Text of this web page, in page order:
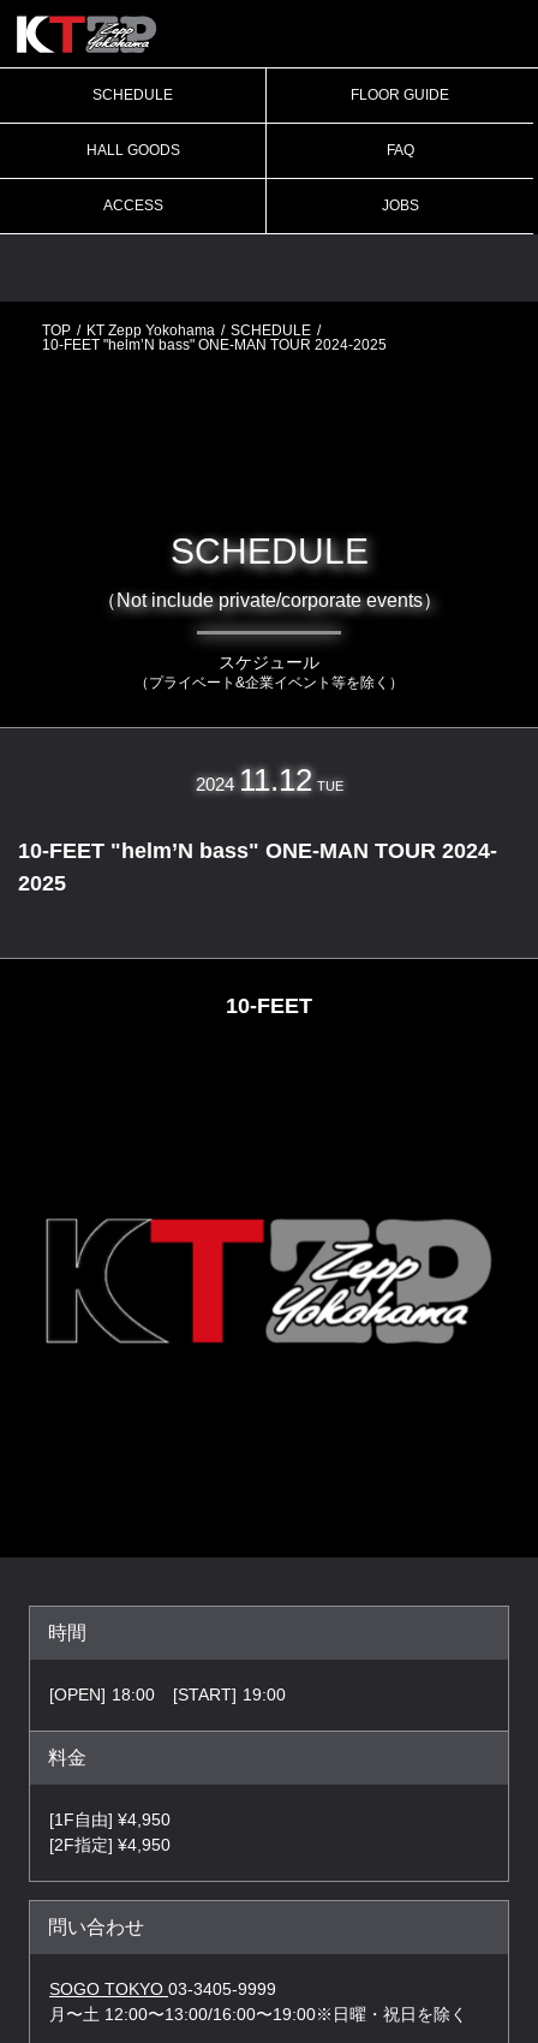
SCHEDULE FLOOR GUIDE
HALL GOODS FAQ
ACCESS JOBS
TOP KT Zepp Yokohama
SCHEDULE
10-FEET "helm’N bass" ONE-MAN TOUR 2024-2025
SCHEDULE
（Not include private/corporate events）
スケジュール
（プライベート&企業イベント等を除く）
2024 11.12 TUE
10-FEET "helm’N bass" ONE-MAN TOUR 2024-
2025
10-FEET
時間
[OPEN] 18:00 [START] 19:00
料金
[1F自由] ¥4,950
[2F指定] ¥4,950
問い合わせ
SOGO TOKYO 03-3405-9999
月〜土 12:00〜13:00/16:00〜19:00※日曜・祝日を除く